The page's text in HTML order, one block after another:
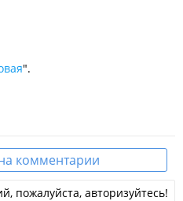
".
комментарии
пожалуйста, авторизуйтесь!